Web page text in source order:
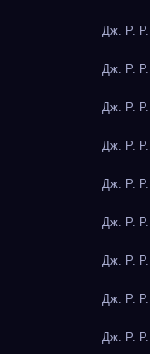
Дж. Р. Р.
Дж. Р. Р.
Дж. Р. Р.
Дж. Р. Р.
Дж. Р. Р.
Дж. Р. Р.
Дж. Р. Р.
Дж. Р. Р.
Дж. Р. Р.